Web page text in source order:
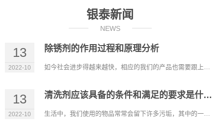
银泰新闻
NEWS
13
2022-10
除锈剂的作用过程和原理分析
如今社会进步得越来越快，相应的我们的产品也需要跟上进步的步伐。除锈剂的出现帮助我们解决了大多数钢铁制品生锈...
13
2022-10
清洗剂应该具备的条件和满足的要求是什么？
生活中，我们使用的物品常常会留下许多污垢，其中的一些污垢靠简单的清洗是洗不掉的。因此需要使用专门的清洗剂才...